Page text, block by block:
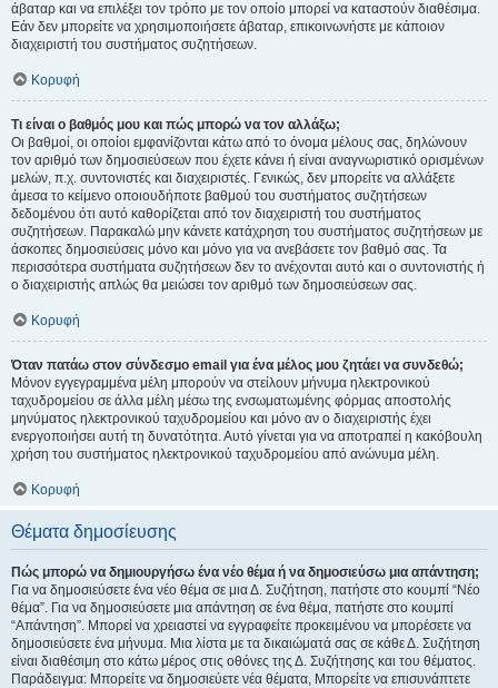
άβαταρ και να επιλέξει τον τρόπο με τον οποίο μπορεί να καταστούν διαθέσιμα.
Εάν δεν μπορείτε να χρησιμοποιήσετε άβαταρ, επικοινωνήστε με κάποιον
διαχειριστή του συστήματος συζητήσεων.
Κορυφή
Τι είναι ο βαθμός μου και πώς μπορώ να τον αλλάξω;
Οι βαθμοί, οι οποίοι εμφανίζονται κάτω από το όνομα μέλους σας, δηλώνουν
τον αριθμό των δημοσιεύσεων που έχετε κάνει ή είναι αναγνωριστικό ορισμένων
μελών, π.χ. συντονιστές και διαχειριστές. Γενικώς, δεν μπορείτε να αλλάξετε
άμεσα το κείμενο οποιουδήποτε βαθμού του συστήματος συζητήσεων
δεδομένου ότι αυτό καθορίζεται από τον διαχειριστή του συστήματος
συζητήσεων. Παρακαλώ μην κάνετε κατάχρηση του συστήματος συζητήσεων με
άσκοπες δημοσιεύσεις μόνο και μόνο για να ανεβάσετε τον βαθμό σας. Τα
περισσότερα συστήματα συζητήσεων δεν το ανέχονται αυτό και ο συντονιστής ή
ο διαχειριστής απλώς θα μειώσει τον αριθμό των δημοσιεύσεων σας.
Κορυφή
Όταν πατάω στον σύνδεσμο email για ένα μέλος μου ζητάει να συνδεθώ;
Μόνον εγγεγραμμένα μέλη μπορούν να στείλουν μήνυμα ηλεκτρονικού
ταχυδρομείου σε άλλα μέλη μέσω της ενσωματωμένης φόρμας αποστολής
μηνύματος ηλεκτρονικού ταχυδρομείου και μόνο αν ο διαχειριστής έχει
ενεργοποιήσει αυτή τη δυνατότητα. Αυτό γίνεται για να αποτραπεί η κακόβουλη
χρήση του συστήματος ηλεκτρονικού ταχυδρομείου από ανώνυμα μέλη.
Κορυφή
Θέματα δημοσίευσης
Πώς μπορώ να δημιουργήσω ένα νέο θέμα ή να δημοσιεύσω μια απάντηση;
Για να δημοσιεύσετε ένα νέο θέμα σε μια Δ. Συζήτηση, πατήστε στο κουμπί “Νέο
θέμα”. Για να δημοσιεύσετε μια απάντηση σε ένα θέμα, πατήστε στο κουμπί
“Απάντηση”. Μπορεί να χρειαστεί να εγγραφείτε προκειμένου να μπορέσετε να
δημοσιεύσετε ένα μήνυμα. Μια λίστα με τα δικαιώματά σας σε κάθε Δ. Συζήτηση
είναι διαθέσιμη στο κάτω μέρος στις οθόνες της Δ. Συζήτησης και του θέματος.
Παράδειγμα: Μπορείτε να δημοσιεύετε νέα θέματα, Μπορείτε να επισυνάπτετε